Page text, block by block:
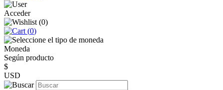
Acceder
(0)
(0)
Moneda
Según producto
$
USD